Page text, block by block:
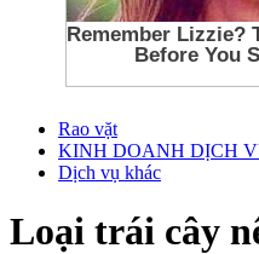
Rao vặt
KINH DOANH DỊCH
Dịch vụ khác
Loại trái cây